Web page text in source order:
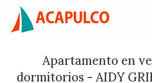
Apartamento en
dormitorios - AIDY